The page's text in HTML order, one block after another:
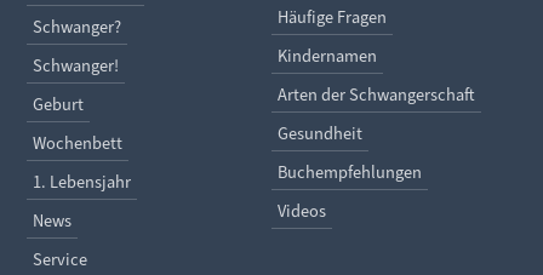
Schwanger?
Schwanger!
Geburt
Wochenbett
1. Lebensjahr
News
Service
Häufige Fragen
Kindernamen
Arten der Schwangerschaft
Gesundheit
Buchempfehlungen
Videos